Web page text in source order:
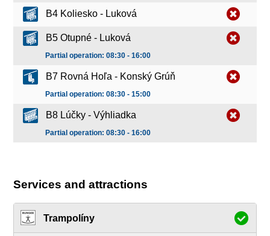
B4 Koliesko - Luková
B5 Otupné - Luková
Partial operation: 08:30 - 16:00
B7 Rovná Hoľa - Konský Grúň
Partial operation: 08:30 - 15:00
B8 Lúčky - Výhliadka
Partial operation: 08:30 - 16:00
Services and attractions
Trampolíny